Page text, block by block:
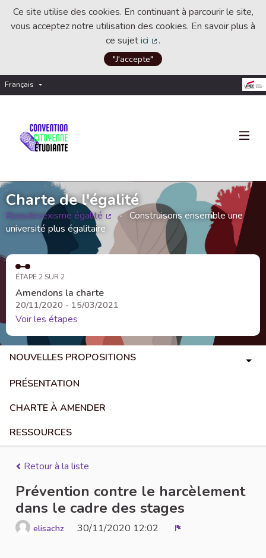
Ce site utilise des cookies. En continuant à parcourir le site,
vous acceptez notre utilisation des cookies. En savoir plus à
ce sujetici
(Lien externe)
.
"J'accepte"
Français Choisir la langue
Charte de l'égalité
#pasdesexisme égalité
(Lien externe)
Construisons ensemble une
université plus égalitaire
ÉTAPE 2 SUR 2
Amendons la charte
20/11/2020 - 15/03/2021
Voir les étapes
NOUVELLES PROPOSITIONS
PRÉSENTATION
CHARTE À AMENDER
RESSOURCES
Retour à la liste
Prévention contre le harcèlement
dans le cadre des stages
elisachz 30/11/2020 12:02